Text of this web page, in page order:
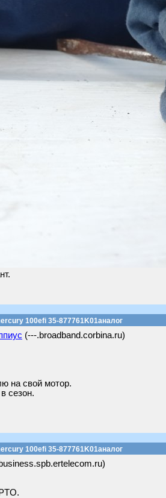
100efi 35-877761K01аналог
(---.broadband.corbina.ru)
на свой мотор.
сезон.
100efi 35-877761K01аналог